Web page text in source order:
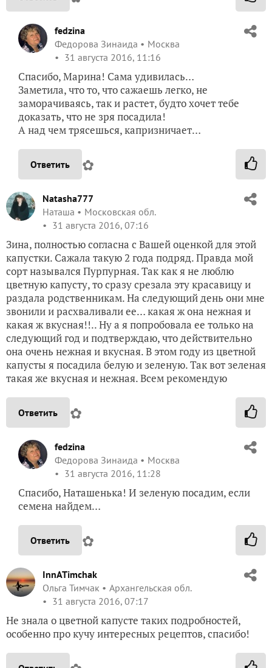
fedzina
Федорова Зинаида
Москва
31 августа 2016, 11:16
Спасибо, Марина! Сама удивилась…
Заметила, что то, что сажаешь легко, не
заморачиваясь, так и растет, будто хочет тебе
доказать, что не зря посадила!
А над чем трясешься, капризничает…
Ответить ✿
Natasha777
Наташа
Московская обл.
31 августа 2016, 07:16
Зина, полностью согласна с Вашей оценкой для этой
капустки. Сажала такую 2 года подряд. Правда мой
сорт назывался Пурпурная. Так как я не люблю
цветную капусту, то сразу срезала эту красавицу и
раздала родственникам. На следующий день они мне
звонили и расхваливали ее… какая ж она нежная и
какая ж вкусная!!.. Ну а я попробовала ее только на
следующий год и подтверждаю, что действительно
она очень нежная и вкусная. В этом году из цветной
капусты я посадила белую и зеленую. Так вот зеленая
такая же вкусная и нежная. Всем рекомендую
Ответить ✿
fedzina
Федорова Зинаида
Москва
31 августа 2016, 11:28
Спасибо, Наташенька! И зеленую посадим, если
семена найдем…
Ответить ✿
InnATimchak
Ольга Тимчак
Архангельская обл.
31 августа 2016, 07:17
Не знала о цветной капусте таких подробностей,
особенно про кучу интересных рецептов, спасибо!